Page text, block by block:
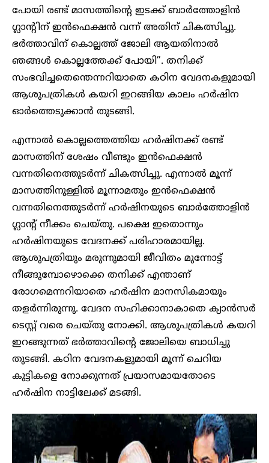
പോയി രണ്ട് മാസത്തിന്റെ ഇടക്ക് ബാർത്തോളിൻ
ഗ്ലാന്റിന് ഇൻഫെക്ഷൻ വന്ന് അതിന് ചികത്സിച്ചു.
ഭർത്താവിന് കൊല്ലത്ത് ജോലി ആയതിനാൽ
ഞങ്ങൾ കൊല്ലത്തേക്ക് പോയി”. തനിക്ക്
സംഭവിച്ചതെന്തെന്നറിയാതെ കഠിന വേദനകളുമായി
ആശുപത്രികൾ കയറി ഇറങ്ങിയ കാലം ഹർഷിന
ഓർത്തെടുക്കാൻ തുടങ്ങി.
എന്നാൽ കൊല്ലത്തെത്തിയ ഹർഷിനക്ക് രണ്ട്
മാസത്തിന് ശേഷം വീണ്ടും ഇൻഫെക്ഷൻ
വന്നതിനെത്തുടർന്ന് ചികത്സിച്ചു. എന്നാൽ മൂന്ന്
മാസത്തിനുള്ളിൽ മൂന്നാമതും ഇൻഫെക്ഷൻ
വന്നതിനെത്തുടർന്ന് ഹർഷിനയുടെ ബാർത്തോളിൻ
ഗ്ലാന്റ് നീക്കം ചെയ്തു. പക്ഷെ ഇതൊന്നും
ഹർഷിനയുടെ വേദനക്ക് പരിഹാരമായില്ല.
ആശുപത്രിയും മരുന്നുമായി ജീവിതം മുന്നോട്ട്
നീങ്ങുമ്പോഴൊക്കെ തനിക്ക് എന്താണ്
രോഗമെന്നറിയാതെ ഹർഷിന മാനസികമായും
തളർന്നിരുന്നു. വേദന സഹിക്കാനാകാതെ ക്യാൻസർ
ടെസ്റ്റ് വരെ ചെയ്തു നോക്കി. ആശുപത്രികൾ കയറി
ഇറങ്ങുന്നത് ഭർത്താവിന്റെ ജോലിയെ ബാധിച്ചു
തുടങ്ങി. കഠിന വേദനകളുമായി മൂന്ന് ചെറിയ
കുട്ടികളെ നോക്കുന്നത് പ്രയാസമായതോടെ
ഹർഷിന നാട്ടിലേക്ക് മടങ്ങി.